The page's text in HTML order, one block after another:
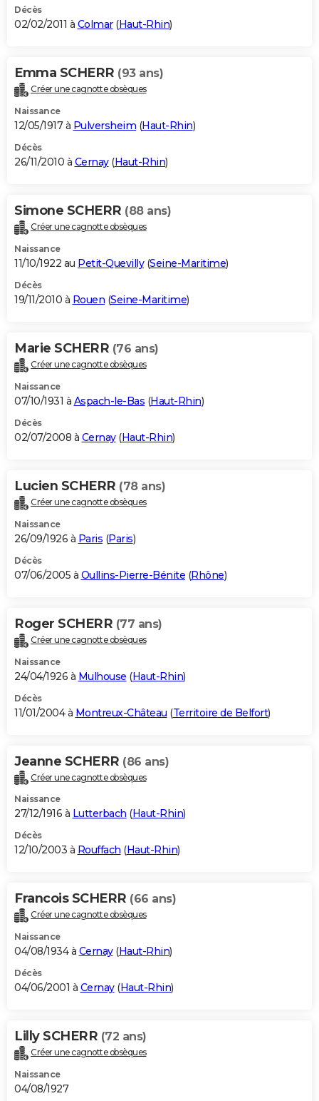
Décès
02/02/2011 à Colmar(Haut-Rhin)
Emma SCHERR (93 ans)
Créer une cagnotte obsèques
Naissance
12/05/1917 à Pulversheim (Haut-Rhin)
Décès
26/11/2010 à Cernay(Haut-Rhin)
Simone SCHERR (88 ans)
Créer une cagnotte obsèques
Naissance
11/10/1922 au Petit-Quevilly(Seine-Maritime)
Décès
19/11/2010 à Rouen (Seine-Maritime)
Marie SCHERR (76 ans)
Créer une cagnotte obsèques
Naissance
07/10/1931 à Aspach-le-Bas (Haut-Rhin)
Décès
02/07/2008 à Cernay(Haut-Rhin)
Lucien SCHERR (78 ans)
Créer une cagnotte obsèques
Naissance
26/09/1926 à Paris (Paris)
Décès
07/06/2005 à Oullins-Pierre-Bénite (Rhône)
Roger SCHERR (77 ans)
Créer une cagnotte obsèques
Naissance
24/04/1926 à Mulhouse (Haut-Rhin)
Décès
11/01/2004 à Montreux-Château (Territoire de Belfort)
Jeanne SCHERR (86 ans)
Créer une cagnotte obsèques
Naissance
27/12/1916 à Lutterbach (Haut-Rhin)
Décès
12/10/2003 à Rouffach (Haut-Rhin)
Francois SCHERR (66 ans)
Créer une cagnotte obsèques
Naissance
04/08/1934 à Cernay(Haut-Rhin)
Décès
04/06/2001 à Cernay(Haut-Rhin)
Lilly SCHERR (72 ans)
Créer une cagnotte obsèques
Naissance
04/08/1927